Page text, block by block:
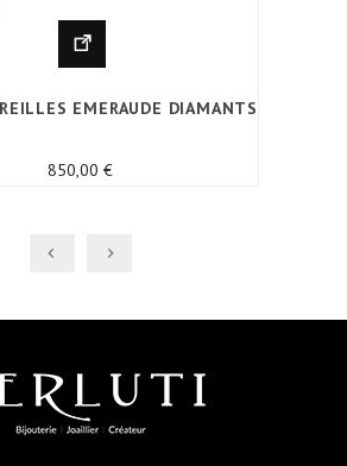
EMERAUDE DIAMANTS
850,00 €Prix